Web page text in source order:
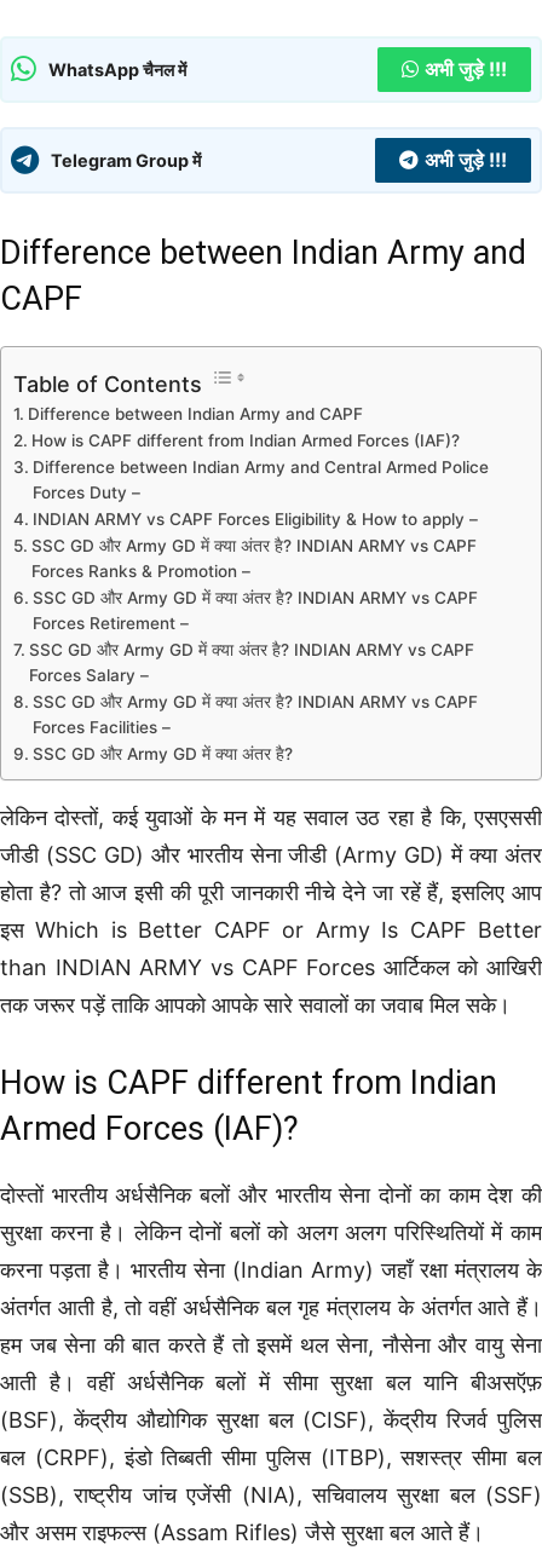
WhatsApp चैनल में अभी जुड़े !!!
Telegram Group में अभी जुड़े !!!
Difference between Indian Army and
CAPF
Table of Contents
Difference between Indian Army and CAPF
How is CAPF different from Indian Armed Forces (IAF)?
Difference between Indian Army and Central Armed Police
Forces Duty –
INDIAN ARMY vs CAPF Forces Eligibility & How to apply –
SSC GD और Army GD में क्या अंतर है? INDIAN ARMY vs CAPF
Forces Ranks & Promotion –
SSC GD और Army GD में क्या अंतर है? INDIAN ARMY vs CAPF
Forces Retirement –
SSC GD और Army GD में क्या अंतर है? INDIAN ARMY vs CAPF
Forces Salary –
SSC GD और Army GD में क्या अंतर है? INDIAN ARMY vs CAPF
Forces Facilities –
SSC GD और Army GD में क्या अंतर है?
लेकिन दोस्तों, कई युवाओं के मन में यह सवाल उठ रहा है कि, एसएससी
जीडी (SSC GD) और भारतीय सेना जीडी (Army GD) में क्या अंतर
होता है? तो आज इसी की पूरी जानकारी नीचे देने जा रहें हैं, इसलिए आप
इस Which is Better CAPF or Army Is CAPF Better
than INDIAN ARMY vs CAPF Forces आर्टिकल को आखिरी
तक जरूर पड़ें ताकि आपको आपके सारे सवालों का जवाब मिल सके।
How is CAPF different from Indian
Armed Forces (IAF)?
दोस्तों भारतीय अर्धसैनिक बलों और भारतीय सेना दोनों का काम देश की
सुरक्षा करना है। लेकिन दोनों बलों को अलग अलग परिस्थितियों में काम
करना पड़ता है। भारतीय सेना (Indian Army) जहाँ रक्षा मंत्रालय के
अंतर्गत आती है, तो वहीं अर्धसैनिक बल गृह मंत्रालय के अंतर्गत आते हैं।
हम जब सेना की बात करते हैं तो इसमें थल सेना, नौसेना और वायु सेना
आती है। वहीं अर्धसैनिक बलों में सीमा सुरक्षा बल यानि बीअसऍफ़
(BSF), केंद्रीय औद्योगिक सुरक्षा बल (CISF), केंद्रीय रिजर्व पुलिस
बल (CRPF), इंडो तिब्बती सीमा पुलिस (ITBP), सशस्त्र सीमा बल
(SSB), राष्ट्रीय जांच एजेंसी (NIA), सचिवालय सुरक्षा बल (SSF)
और असम राइफल्स (Assam Rifles) जैसे सुरक्षा बल आते हैं।